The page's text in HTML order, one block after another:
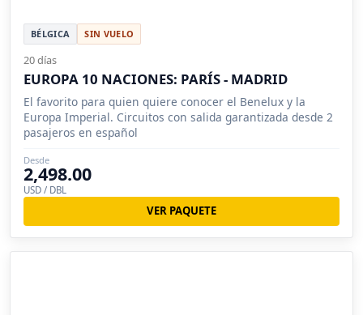
BÉLGICA SIN VUELO
20 días
EUROPA 10 NACIONES: PARÍS - MADRID
El favorito para quien quiere conocer el Benelux y la
Europa Imperial. Circuitos con salida garantizada desde 2
pasajeros en español
Desde
2,498.00
USD / DBL
VER PAQUETE